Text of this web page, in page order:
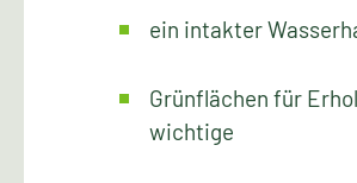
ein intakter
Grünflächen für
wichtige